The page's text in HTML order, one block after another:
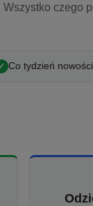
Wszystko czego
Co tydzień nowości